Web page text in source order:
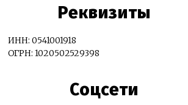
Реквизиты
ИНН: 0541001918
ОГРН: 1020502529398
Соцсети